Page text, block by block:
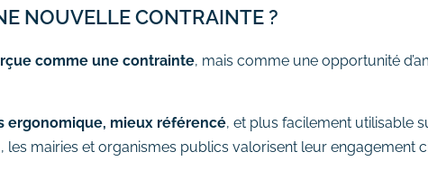
NOUVELLE CONTRAINTE ?
comme une contrainte, mais comme une opportunité
ergonomique, mieux référencé, et plus facilement utilisable
, les mairies et organismes publics valorisent leur engagement